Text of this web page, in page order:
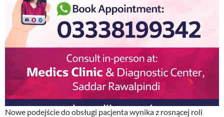
Nowe podejście do obsługi pacjenta wynika z rosnącej roli